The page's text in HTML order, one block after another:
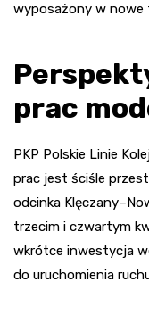
wyposażony w nowe
prac
PKP Polskie Linie
prac jest ściśle
odcinka
trzecim i czwartym
wkrótce inwestycja
do uruchomienia